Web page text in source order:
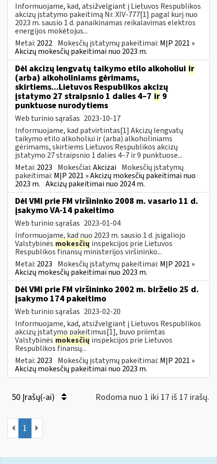
Informuojame, kad, atsižvelgiant į Lietuvos Respublikos
akcizų įstatymo pakeitimą Nr. XIV-777[1] pagal kurį nuo
2023 m. sausio 1 d. panaikinamas reikalavimas elektros
energijos mokėtojus...
Metai: 2022 Mokesčių įstatymų pakeitimai: MĮP 2021 »
Akcizų mokesčių pakeitimai nuo 2023 m.
Dėl akcizų lengvatų taikymo etilo alkoholiui ir
(arba) alkoholiniams gėrimams,
skirtiems...Lietuvos Respublikos akcizų
įstatymo 27 straipsnio 1 dalies 4–7 ir 9
punktuose nurodytiems
Web turinio sąrašas 2023-10-17
Informuojame, kad patvirtintas[1] Akcizų lengvatų
taikymo etilo alkoholiui ir (arba) alkoholiniams
gėrimams, skirtiems Lietuvos Respublikos akcizų
įstatymo 27 straipsnio 1 dalies 4–7 ir 9 punktuose...
Metai: 2023 Mokesčiai:Akcizai Mokesčių įstatymų
pakeitimai: MĮP 2021 » Akcizų mokesčių pakeitimai nuo
2023 m. Akcizų pakeitimai nuo 2024 m.
Dėl VMI prie FM viršininko 2008 m. vasario 11 d.
įsakymo VA-14 pakeitimo
Web turinio sąrašas 2023-01-04
Informuojame, kad nuo 2023 m. sausio 1 d. įsigaliojo
Valstybinės mokesčių inspekcijos prie Lietuvos
Respublikos finansų ministerijos viršininko...
Metai: 2023 Mokesčių įstatymų pakeitimai: MĮP 2021 »
Akcizų mokesčių pakeitimai nuo 2023 m.
Dėl VMI prie FM viršininko 2002 m. birželio 25 d.
įsakymo 174 pakeitimo
Web turinio sąrašas 2023-02-20
Informuojame, kad, atsižvelgiant į Lietuvos Respublikos
akcizų įstatymo pakeitimus[1], buvo priimtas
Valstybinės mokesčių inspekcijos prie Lietuvos
Respublikos finansų...
Metai: 2023 Mokesčių įstatymų pakeitimai: MĮP 2021 »
Akcizų mokesčių pakeitimai nuo 2023 m.
50 Įrašų(-ai) Rodoma nuo 1 iki 17 iš 17 irašų.
1